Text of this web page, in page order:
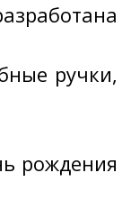
ручки,
рождения